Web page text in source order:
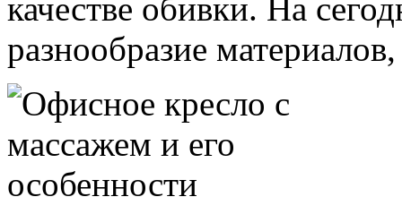
качестве обивки. На
разнообразие